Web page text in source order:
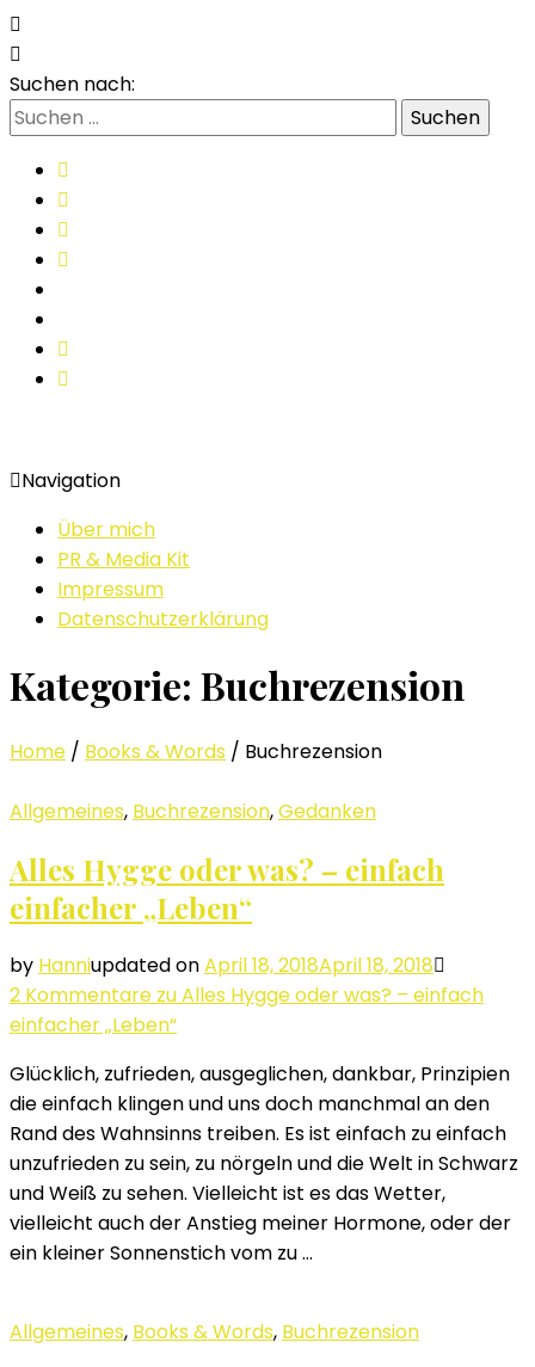
Suchen nach:
Navigation
Über mich
PR & Media Kit
Impressum
Datenschutzerklärung
Kategorie: Buchrezension
Home / Books & Words / Buchrezension
Allgemeines, Buchrezension,Gedanken
Alles Hygge oder was? – einfach
einfacher „Leben“
by Hanniupdated onApril 18, 2018April 18, 2018
2 Kommentare zu Alles Hygge oder was? – einfach
einfacher „Leben“
Glücklich, zufrieden, ausgeglichen, dankbar, Prinzipien
die einfach klingen und uns doch manchmal an den
Rand des Wahnsinns treiben. Es ist einfach zu einfach
unzufrieden zu sein, zu nörgeln und die Welt in Schwarz
und Weiß zu sehen. Vielleicht ist es das Wetter,
vielleicht auch der Anstieg meiner Hormone, oder der
ein kleiner Sonnenstich vom zu …
Allgemeines, Books & Words, Buchrezension